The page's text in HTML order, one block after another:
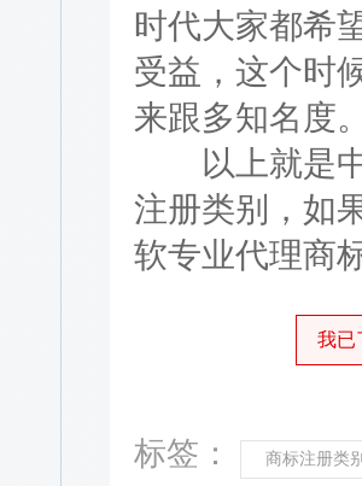
时代大家都希
受益，这个时
来跟多知名度。
以上就是中
注册类别，如
软专业代理商
我已
标签： 商标注册类别